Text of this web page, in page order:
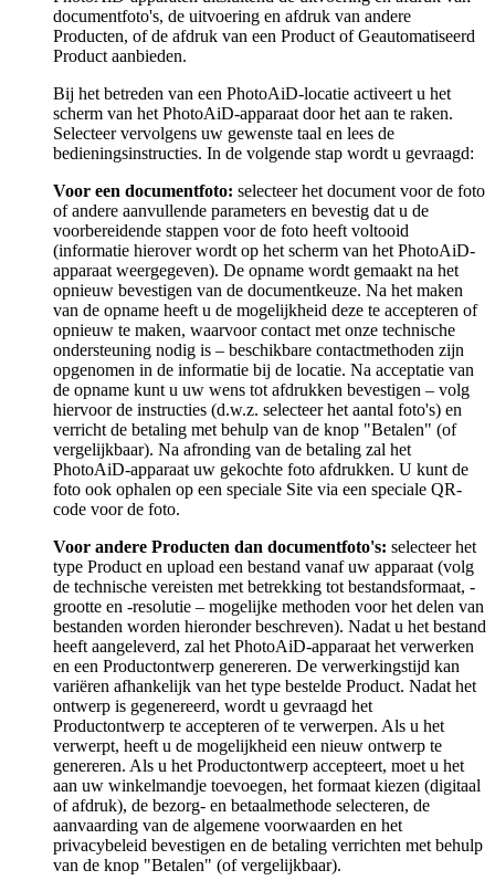
documentfoto's, de uitvoering en afdruk van andere
Producten, of de afdruk van een Product of Geautomatiseerd
Product aanbieden.
Bij het betreden van een PhotoAiD-locatie activeert u het
scherm van het PhotoAiD-apparaat door het aan te raken.
Selecteer vervolgens uw gewenste taal en lees de
bedieningsinstructies. In de volgende stap wordt u gevraagd:
Voor een documentfoto: selecteer het document voor de foto
of andere aanvullende parameters en bevestig dat u de
voorbereidende stappen voor de foto heeft voltooid
(informatie hierover wordt op het scherm van het PhotoAiD-
apparaat weergegeven). De opname wordt gemaakt na het
opnieuw bevestigen van de documentkeuze. Na het maken
van de opname heeft u de mogelijkheid deze te accepteren of
opnieuw te maken, waarvoor contact met onze technische
ondersteuning nodig is – beschikbare contactmethoden zijn
opgenomen in de informatie bij de locatie. Na acceptatie van
de opname kunt u uw wens tot afdrukken bevestigen – volg
hiervoor de instructies (d.w.z. selecteer het aantal foto's) en
verricht de betaling met behulp van de knop "Betalen" (of
vergelijkbaar). Na afronding van de betaling zal het
PhotoAiD-apparaat uw gekochte foto afdrukken. U kunt de
foto ook ophalen op een speciale Site via een speciale QR-
code voor de foto.
Voor andere Producten dan documentfoto's: selecteer het
type Product en upload een bestand vanaf uw apparaat (volg
de technische vereisten met betrekking tot bestandsformaat, -
grootte en -resolutie – mogelijke methoden voor het delen van
bestanden worden hieronder beschreven). Nadat u het bestand
heeft aangeleverd, zal het PhotoAiD-apparaat het verwerken
en een Productontwerp genereren. De verwerkingstijd kan
variëren afhankelijk van het type bestelde Product. Nadat het
ontwerp is gegenereerd, wordt u gevraagd het
Productontwerp te accepteren of te verwerpen. Als u het
verwerpt, heeft u de mogelijkheid een nieuw ontwerp te
genereren. Als u het Productontwerp accepteert, moet u het
aan uw winkelmandje toevoegen, het formaat kiezen (digitaal
of afdruk), de bezorg- en betaalmethode selecteren, de
aanvaarding van de algemene voorwaarden en het
privacybeleid bevestigen en de betaling verrichten met behulp
van de knop "Betalen" (of vergelijkbaar).